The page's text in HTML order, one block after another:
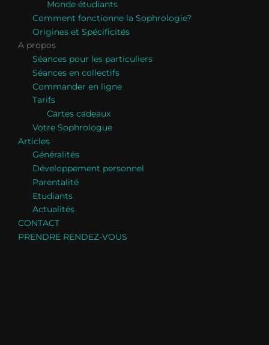
Monde étudiants
Comment fonctionne la Sophrologie?
Origines et Spécificités
A propos
Séances pour les particuliers
Séances en collectifs
Commander en ligne
Tarifs
Cartes cadeaux
Votre Sophrologue
Articles
Généralités
Développement personnel
Parentalité
Etudiants
Actualités
CONTACT
PRENDRE RENDEZ-VOUS